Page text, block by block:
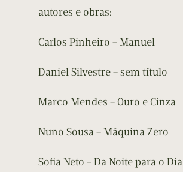
autores e obras:
Carlos Pinheiro – Manuel
Daniel Silvestre – sem título
Marco Mendes – Ouro e Cinza
Nuno Sousa – Máquina Zero
Sofia Neto – Da Noite para o Dia